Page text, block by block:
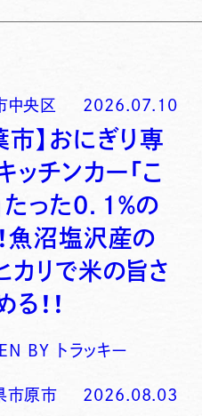
中央区 2026.07.10
市】おにぎり専
ッチンカー「こ
たった0．1％の
魚沼塩沢産の
カリで米の旨さ
！！
BY トラッキー
市原市 2026.08.03